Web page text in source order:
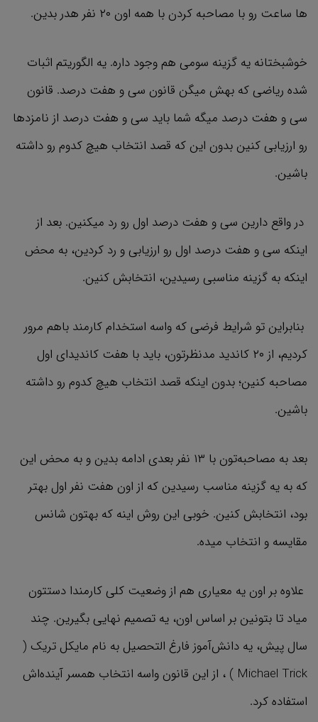
ها ساعت رو با مصاحبه کردن با همه اون ۲۰ نفر هدر بدین.
خوشبختانه یه گزینه سومی هم وجود داره. یه الگوریتم اثبات
شده ریاضی که بهش میگن قانون سی و هفت درصد. قانون
سی و هفت درصد میگه شما باید سی و هفت درصد از نامزدها
رو ارزیابی کنین بدون این که قصد انتخاب هیچ کدوم رو داشته
باشین.
در واقع دارین سی و هفت درصد اول رو رد میکنین. بعد از
اینکه سی و هفت درصد اول رو ارزیابی و رد کردین، به محض
اینکه به گزینه مناسبی رسیدین، انتخابش کنین.
بنابراین تو شرایط فرضی که واسه استخدام کارمند باهم مرور
کردیم، از ۲۰ کاندید مدنظرتون، باید با هفت کاندیدای اول
مصاحبه کنین؛ بدون اینکه قصد انتخاب هیچ کدوم رو داشته
باشین.
بعد به مصاحبه‌تون با ۱۳ نفر بعدی ادامه بدین و به محض این
که به یه گزینه مناسب رسیدین که از اون هفت نفر اول بهتر
بود، انتخابش کنین. خوبی این روش اینه که بهتون شانس
مقایسه و انتخاب میده.
علاوه بر اون یه معیاری هم از وضعیت کلی کارمندا دستتون
میاد تا بتونین بر اساس اون، یه تصمیم نهایی بگیرین. چند
سال پیش، یه دانش‌آموز فارغ التحصیل به نام مایکل تریک (
Michael Trick ) ،‌ از این قانون واسه انتخاب همسر آینده‌اش
استفاده کرد.